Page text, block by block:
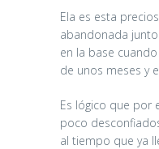
Ela es esta
abandonada
en la base
de unos meses y
Es lógico que por
poco
al tiempo que ya